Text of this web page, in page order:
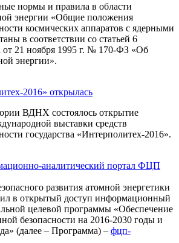
нормы и правила в области
энергии «Общие положения
космических аппаратов с ядерными
в соответствии со статьей 6
от 21 ноября 1995 г. № 170-ФЗ «Об
энергии».
2016» открылась
ВДНХ состоялось открытие
выставки средств
государства «Интерполитех-2016».
аналитический портал ФЦП
развития атомной энергетики
в открытый доступ информационный
целевой программы «Обеспечение
безопасности на 2016-2030 годы и
(далее – Программа) – фцп-